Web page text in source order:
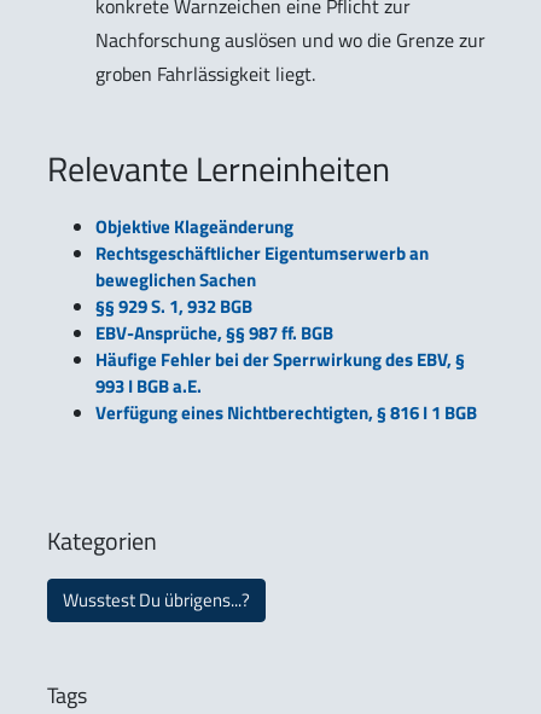
konkrete Warnzeichen eine Pflicht zur
Nachforschung auslösen und wo die Grenze zur
groben Fahrlässigkeit liegt.
Relevante Lerneinheiten
Objektive Klageänderung
Rechtsgeschäftlicher Eigentumserwerb an
beweglichen Sachen
§§ 929 S. 1, 932 BGB
EBV-Ansprüche, §§ 987 ff. BGB
Häufige Fehler bei der Sperrwirkung des EBV, §
993 I BGB a.E.
Verfügung eines Nichtberechtigten, § 816 I 1 BGB
Kategorien
Wusstest Du übrigens...?
Tags